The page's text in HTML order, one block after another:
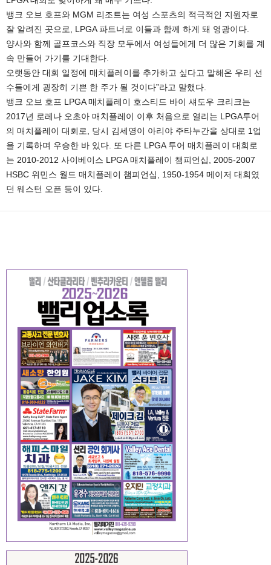
뱅크 오브 호프와 MGM 리조트는 여성 스포츠의 적극적인 지원자로
잘 알려진 곳으로, LPGA 파트너로 이들과 함께 하게 돼 영광이다.
양사와 함께 골프코스와 직장 모두에서 여성들에게 더 많은 기회를 계
속 만들어 가기를 기대한다.
오랫동안 대회 일정에 매치플레이를 추가하고 싶다고 말해온 우리 선
수들에게 굉장히 기쁜 한 주가 될 것이다”라고 말했다.
뱅크 오브 호프 LPGA 매치플레이 호스티드 바이 섀도우 크리크는
2017년 로레나 오초아 매치플레이 이후 처음으로 열리는 LPGA투어
의 매치플레이 대회로, 당시 김세영이 아리야 주타누간을 상대로 1업
을 기록하며 우승한 바 있다. 또 다른 LPGA 투어 매치플레이 대회로
는 2010-2012 사이베이스 LPGA 매치플레이 챔피언십, 2005-2007
HSBC 위민스 월드 매치플레이 챔피언십, 1950-1954 메이저 대회였
던 웨스턴 오픈 등이 있다.